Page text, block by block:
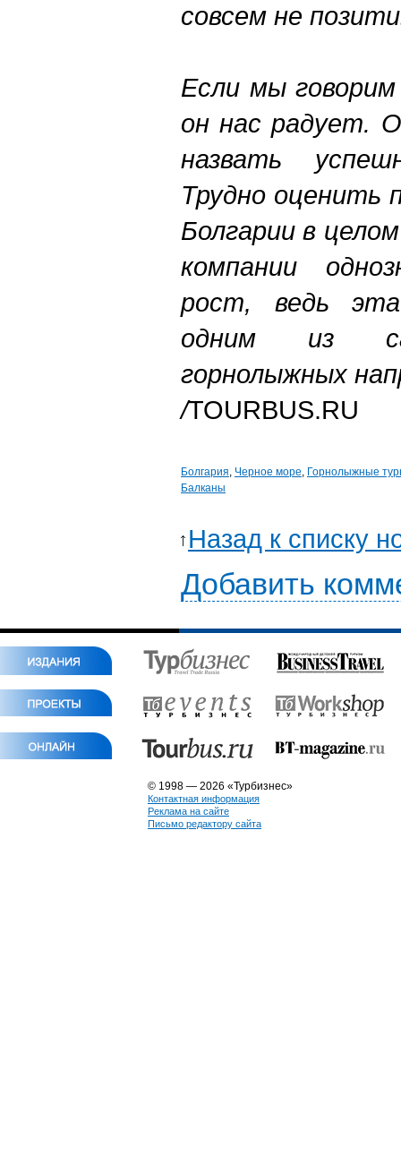
совсем не
Если мы
он нас радует.
назвать
Трудно оценить
Болгарии в
компании
рост, ведь
одним из
горнолыжных
/TOURBUS.RU
Болгария, Черное море, Горнолыжные
Балканы
Назад к списку
Добавить
© 1998 — 2026 «Турбизнес»
Контактная информация
Реклама на сайте
Письмо редактору сайта